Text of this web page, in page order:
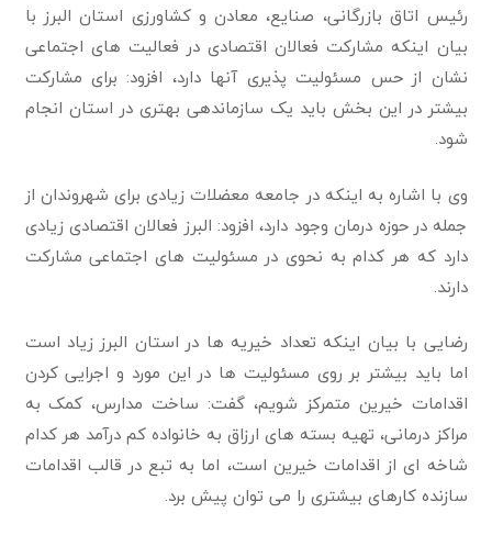
رئیس اتاق بازرگانی، صنایع، معادن و کشاورزی استان البرز با
بیان اینکه مشارکت فعالان اقتصادی در فعالیت های اجتماعی
نشان از حس مسئولیت پذیری آنها دارد، افزود: برای مشارکت
بیشتر در این بخش باید یک سازماندهی بهتری در استان انجام
شود.
وی با اشاره به اینکه در جامعه معضلات زیادی برای شهروندان از
جمله در حوزه درمان وجود دارد، افزود: البرز فعالان اقتصادی زیادی
دارد که هر کدام به نحوی در مسئولیت های اجتماعی مشارکت
دارند.
رضایی با بیان اینکه تعداد خیریه ها در استان البرز زیاد است
اما باید بیشتر بر روی مسئولیت ها در این مورد و اجرایی کردن
اقدامات خیرین متمرکز شویم، گفت: ساخت مدارس، کمک به
مراکز درمانی، تهیه بسته های ارزاق به خانواده کم درآمد هر کدام
شاخه ای از اقدامات خیرین است، اما به تبع در قالب اقدامات
سازنده کارهای بیشتری را می توان پیش برد.